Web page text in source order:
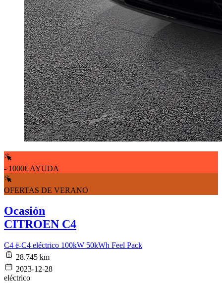
- 1000€ AYUDA
OFERTAS DE VERANO
Ocasión
CITROEN C4
C4 ë-C4 eléctrico 100kW 50kWh Feel Pack
28.745 km
2023-12-28
eléctrico